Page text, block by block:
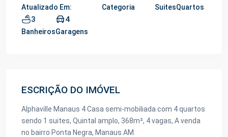
Atualizado Em:
Categoria SuitesQuartos
3
Banheiros
4
Garagens
ESCRIÇÃO DO IMÓVEL
Alphaville Manaus 4 Casa semi-mobiliada com 4 quartos
sendo 1 suites, Quintal amplo, 368m², 4 vagas, A venda
no bairro Ponta Negra, Manaus AM.